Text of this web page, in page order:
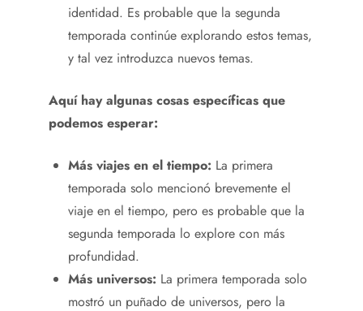
identidad. Es probable que la segunda
temporada continúe explorando estos temas,
y tal vez introduzca nuevos temas.
Aquí hay algunas cosas específicas que
podemos esperar:
Más viajes en el tiempo: La primera
temporada solo mencionó brevemente el
viaje en el tiempo, pero es probable que la
segunda temporada lo explore con más
profundidad.
Más universos: La primera temporada solo
mostró un puñado de universos, pero la